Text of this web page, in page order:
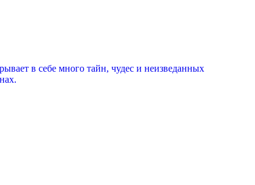
в себе много тайн, чудес и неизведанных